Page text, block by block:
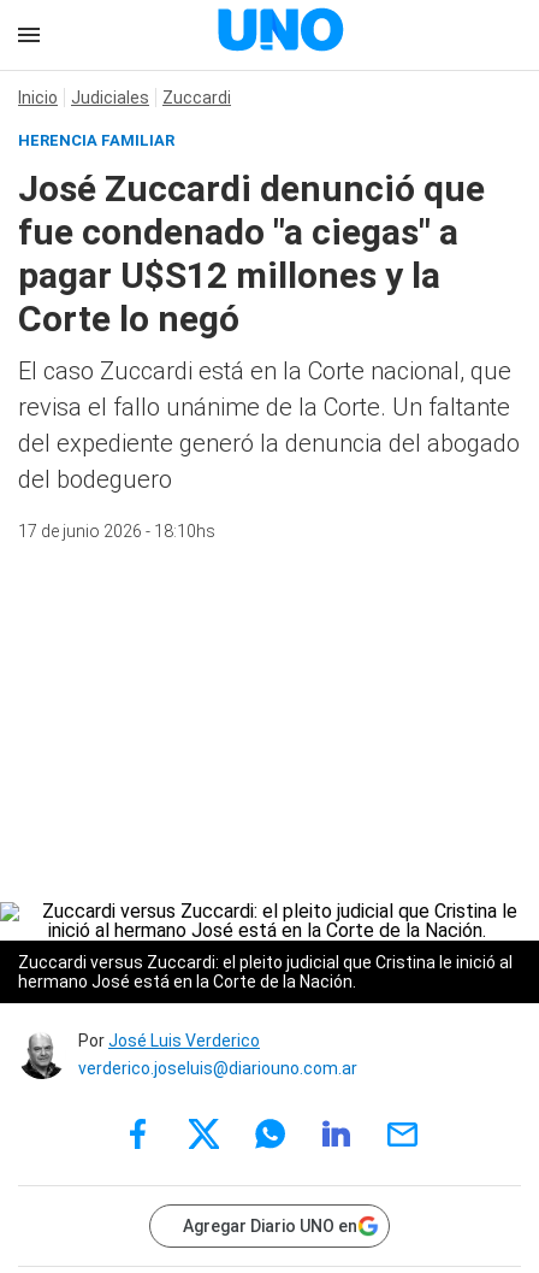
Inicio Judiciales Zuccardi
HERENCIA FAMILIAR
José Zuccardi denunció que
fue condenado "a ciegas" a
pagar U$S12 millones y la
Corte lo negó
El caso Zuccardi está en la Corte nacional, que
revisa el fallo unánime de la Corte. Un faltante
del expediente generó la denuncia del abogado
del bodeguero
17 de junio 2026 - 18:10hs
Zuccardi versus Zuccardi: el pleito judicial que Cristina le inició al
hermano José está en la Corte de la Nación.
PorJosé Luis Verderico
verderico.joseluis@diariouno.com.ar
Agregar Diario UNO en